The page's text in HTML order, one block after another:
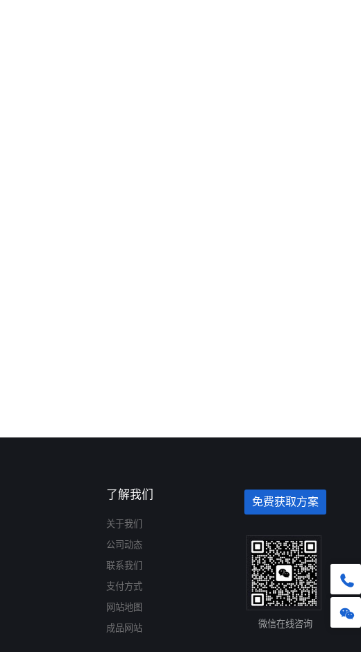
了解我们
关于我们
公司动态
联系我们
支付方式
网站地图
成品网站
免费获取方案
微信在线咨询